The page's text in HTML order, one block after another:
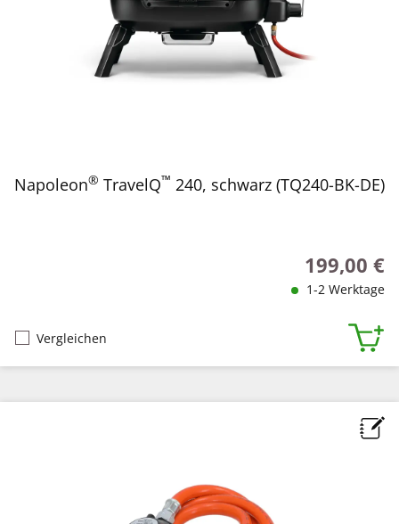
Napoleon® TravelQ™ 240, schwarz (TQ240-BK-DE)
Regulärer
199,00 €
1-2 Werktage
Vergleichen